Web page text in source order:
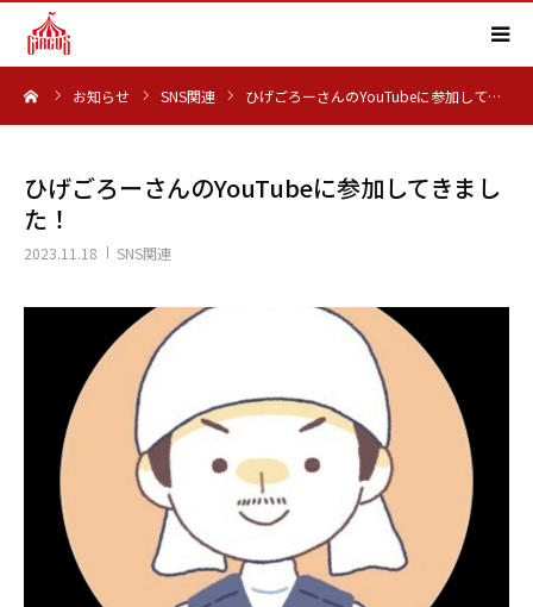
お知らせ SNS関連 ひげごろーさんのYouTubeに参加して…
ひげごろーさんのYouTubeに参加してきまし
た！
2023.11.18 SNS関連
HOME
会社概要
求人情報
よくある質問
お問い合わせ